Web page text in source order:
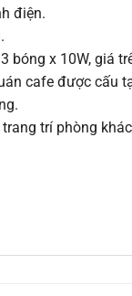
điện.
bóng x 10W, giá
cafe được cấu
trí phòng